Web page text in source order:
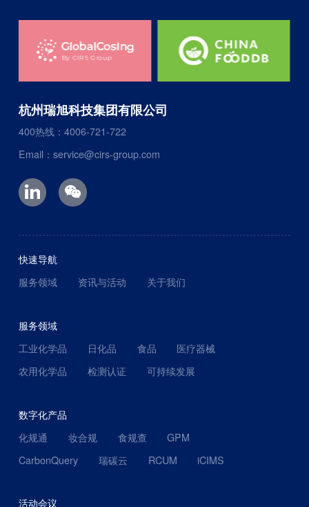
杭州瑞旭科技集团有限公司
400热线：4006-721-722
Email：service@cirs-group.com
快速导航
服务领域
资讯与活动 关于我们
服务领域
工业化学品
日化品 食品
医疗器械
农用化学品
检测认证 可持续发展
数字化产品
化规通
妆合规 食规查
GPM
CarbonQuery
瑞碳云 RCUM iCIMS
活动会议